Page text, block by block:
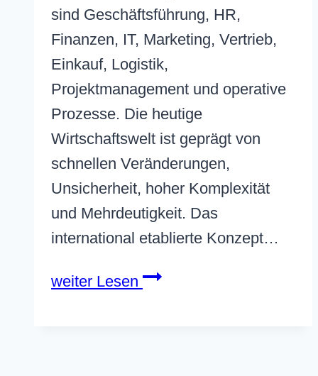
sind Geschäftsführung, HR,
Finanzen, IT, Marketing, Vertrieb,
Einkauf, Logistik,
Projektmanagement und operative
Prozesse. Die heutige
Wirtschaftswelt ist geprägt von
schnellen Veränderungen,
Unsicherheit, hoher Komplexität
und Mehrdeutigkeit. Das
international etablierte Konzept…
weiter Lesen Was